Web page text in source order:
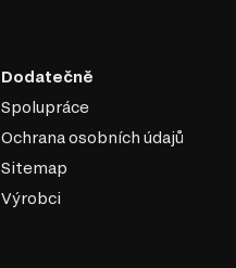
Dodatečně
Spolupráce
Ochrana osobních údajů
Sitemap
Výrobci